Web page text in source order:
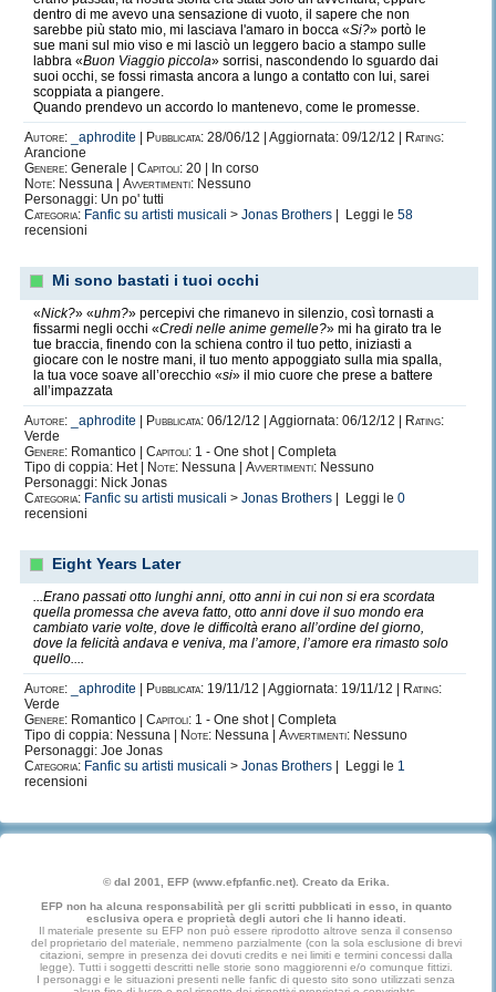
Influenze:1.Mio Nonno- Diciamoci che lui è il mio idolo, proprio nel vero
con il suo modo di fare mi ha insegnato tanto e m'insegna tutt'ora. Lui è
importanti della mia vita, una di quelle di cui non potrei farne mai a meno e
sempre prezioso.
2.Norma Jeanconosciuta da tutti come Marilyn Monroe. Una delle donne più
migliori attrici, un icona mondiale che tutt'ora non è ancora stata sormontata.
filosofia, la sua maschera di apparenza, il suo essere, hanno infuenzato
fa. Lei è un insegnante di vita per me, ogni sua esperienza diventa la mia,
diventa il mio. Lei è il sole che illumina le mie giornate.
Ispirazione Musicale Jesse McCartney. Quando mi chiedono chi sia il
Nell'adolescenza di tutti prima o poi arriva il momento in cui capita che ti
vedendo una certa persona. Io l'ho sentita sentendolo cantare, da lì mi sono
delle sue canzoni, del suo modo di recitare, delle sue passioni. Mi ha
faccino, mi ha insegnato che è meglio dare agli altri cosa vogliono vedere e
loro vedessero. Mi ha insegnato che l'amore non è per sempre, mi ha aiutato
il valore di essere fratelli, il valore di prendersi cura di chi ne ha bisogno.
ha maggiormento marcato valori che fin da bambina cercavano di farmi capire.
2.JLO, Jennifer Lopez. Mi domando chi non la ami, chi non l'apprezzi, chi non
vitalità, dalla sua allegria, dal suo sorriso sfavillante, dalla sua risata. Una
una ragazza che racconta le sue esperienze, una semplice ragazza
lavorato tanto, ci ha messo tanta volontà e ha raggiunto il suo sogno. Non
la sua immagine viaggia nei ricordi di quando ero bambina e poi infin dei
stesso nome, ops me lo sono lasciata scappare haha.
3.Joe Jonas. Lui è recente, molto recente, non è un idolo, non per me, ma per
ragazzine, di adolescenti, di giovani donne che crescono, lui lo è. Lo ammiro,
sapone, non nasconde niente, rivela sempre tutto e ritiene le proprie fan un
mie ragazze". Di lui ci sarebbe tanto da dire, ma la sua musica, quella da
a scrivere e questo gliene devo tanto, perchè la mia fantasia ha ripreso a
"Se hai un sogno, tu lo devi proteggere,
sanno fare qualcosa lo dicono a te che non lo
dentro di me avevo una sensazione di vuoto, il sapere che non
sarebbe più stato mio, mi lasciava l'amaro in bocca «Si?» portò le
sue mani sul mio viso e mi lasciò un leggero bacio a stampo sulle
labbra «Buon Viaggio piccola» sorrisi, nascondendo lo sguardo dai
suoi occhi, se fossi rimasta ancora a lungo a contatto con lui, sarei
scoppiata a piangere.
Quando prendevo un accordo lo mantenevo, come le promesse.
Autore:
_aphrodite Pubblicata: 28/06/12 | Aggiornata: 09/12/12 |
Rating:
Arancione
Genere: Generale | Capitoli: 20 | In corso
Note: Nessuna | Avvertimenti: Nessuno
Personaggi: Un po' tutti
Categoria: Fanfic su artisti musicali > Jonas Brothers | Leggi le 58
recensioni
Mi sono bastati i tuoi occhi
«Nick?» «uhm?» percepivi che rimanevo in silenzio, così tornasti a
fissarmi negli occhi «Credi nelle anime gemelle?» mi ha girato tra le
tue braccia, finendo con la schiena contro il tuo petto, iniziasti a
giocare con le nostre mani, il tuo mento appoggiato sulla mia spalla,
la tua voce soave all’orecchio «si» il mio cuore che prese a battere
all’impazzata
Autore:
_aphrodite Pubblicata: 06/12/12 | Aggiornata: 06/12/12 |
Rating:
Verde
Genere: Romantico | Capitoli: 1 - One shot | Completa
Tipo di coppia: Het |
Note: Nessuna | Avvertimenti: Nessuno
Personaggi: Nick Jonas
Categoria: Fanfic su artisti musicali > Jonas Brothers | Leggi le 0
recensioni
Eight Years Later
...Erano passati otto lunghi anni, otto anni in cui non si era scordata
quella promessa che aveva fatto, otto anni dove il suo mondo era
cambiato varie volte, dove le difficoltà erano all’ordine del giorno,
dove la felicità andava e veniva, ma l’amore, l’amore era rimasto solo
quello....
Autore:
_aphrodite Pubblicata: 19/11/12 | Aggiornata: 19/11/12 |
Rating:
Verde
Genere: Romantico | Capitoli: 1 - One shot | Completa
Tipo di coppia: Nessuna |
Note: Nessuna | Avvertimenti: Nessuno
Personaggi: Joe Jonas
Categoria: Fanfic su artisti musicali > Jonas Brothers | Leggi le 1
recensioni
© dal 2001, EFP (www.efpfanfic.net). Creato da Erika.
EFP non ha alcuna responsabilità per gli scritti pubblicati in esso, in quanto
esclusiva opera e proprietà degli autori che li hanno ideati.
Il materiale presente su EFP non può essere riprodotto altrove senza il consenso
del proprietario del materiale, nemmeno parzialmente (con la sola esclusione di brevi
citazioni, sempre in presenza dei dovuti credits e nei limiti e termini concessi dalla
legge). Tutti i soggetti descritti nelle storie sono maggiorenni e/o comunque fittizi.
I personaggi e le situazioni presenti nelle fanfic di questo sito sono utilizzati senza